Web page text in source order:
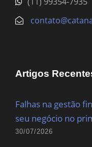
Artigos
Falhas na gestão
seu negócio no
30/07/2026